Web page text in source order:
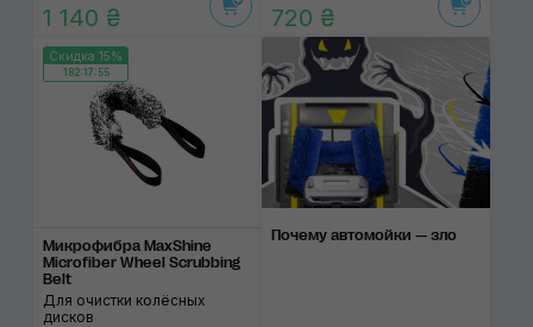
1 140 ₴ 720 ₴
Скидка 15%
182:17:55
Микрофибра MaxShine
Microfiber Wheel Scrubbing
Belt
Для очистки колёсных
дисков
Почему автомойки — зло